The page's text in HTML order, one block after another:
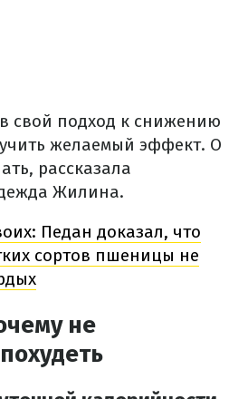
свой подход к снижению
желаемый эффект. О
рассказала
Жилина.
Педан доказал, что
сортов пшеницы не
не